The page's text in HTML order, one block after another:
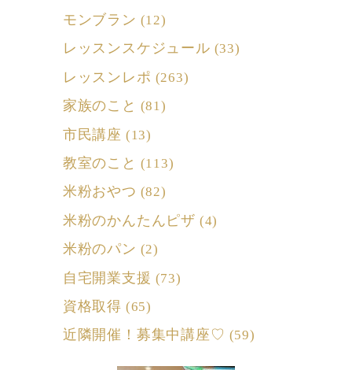
モンブラン (12)
レッスンスケジュール (33)
レッスンレポ (263)
家族のこと (81)
市民講座 (13)
教室のこと (113)
米粉おやつ (82)
米粉のかんたんピザ (4)
米粉のパン (2)
自宅開業支援 (73)
資格取得 (65)
近隣開催！募集中講座♡ (59)